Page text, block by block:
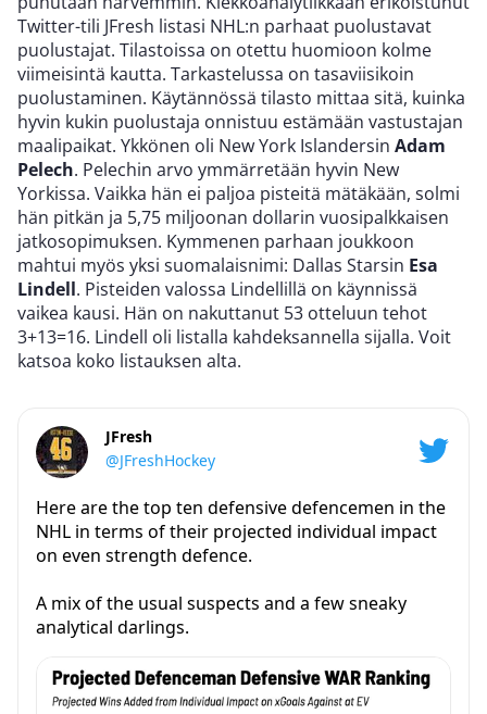
Twitter-tili JFresh listasi NHL:n parhaat puolustavat
puolustajat. Tilastoissa on otettu huomioon kolme
viimeisintä kautta. Tarkastelussa on tasaviisikoin
puolustaminen. Käytännössä tilasto mittaa sitä, kuinka
hyvin kukin puolustaja onnistuu estämään vastustajan
maalipaikat. Ykkönen oli New York Islandersin Adam
Pelech. Pelechin arvo ymmärretään hyvin New
Yorkissa. Vaikka hän ei paljoa pisteitä mätäkään, solmi
hän pitkän ja 5,75 miljoonan dollarin vuosipalkkaisen
jatkosopimuksen. Kymmenen parhaan joukkoon
mahtui myös yksi suomalaisnimi: Dallas Starsin Esa
Lindell. Pisteiden valossa Lindellillä on käynnissä
vaikea kausi. Hän on nakuttanut 53 otteluun tehot
3+13=16. Lindell oli listalla kahdeksannella sijalla. Voit
katsoa koko listauksen alta.
JFresh
@JFreshHockey
Here are the top ten defensive defencemen in the
NHL in terms of their projected individual impact
on even strength defence.
A mix of the usual suspects and a few sneaky
analytical darlings.